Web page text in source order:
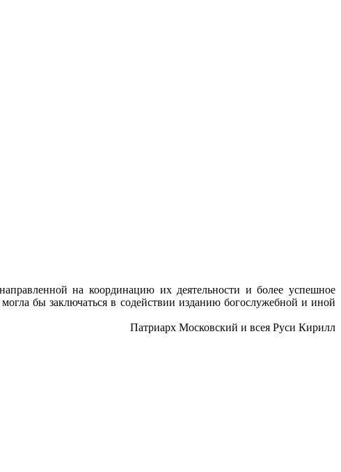
на координацию их деятельности и более успешное
бы заключаться в содействии изданию богослужебной и иной
Патриарх Московский и всея Руси Кирилл